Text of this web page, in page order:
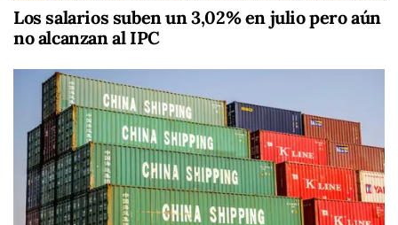
Los salarios suben un 3,02% en julio pero aún
no alcanzan al IPC